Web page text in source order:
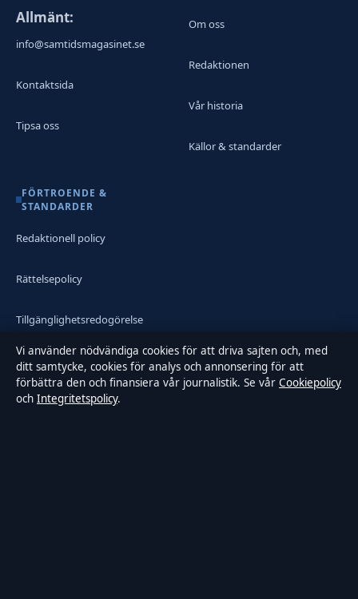
Allmänt:
info@samtidsmagasinet.se
Kontaktsida
Tipsa oss
Om oss
Redaktionen
Vår historia
Källor & standarder
FÖRTROENDE &
STANDARDER
Redaktionell policy
Rättelsepolicy
Tillgänglighetsredogörelse
Integritetspolicy
Kändisar & integritet
Vi använder nödvändiga cookies för att driva sajten och, med
ditt samtycke, cookies för analys och annonsering för att
förbättra den och finansiera vår journalistik. Se vår Cookiepolicy
och Integritetspolicy.